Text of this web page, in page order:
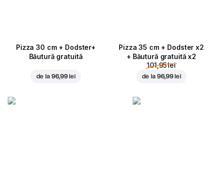
Pizza 30 cm + Dodster+
Băutură gratuită
de la 96,99 lei
Pizza 35 cm + Dodster x2
+ Băutură gratuită x2
101,95 lei
de la 96,99 lei